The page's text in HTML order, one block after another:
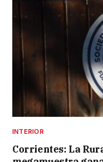
INTERIOR
Corrientes: La